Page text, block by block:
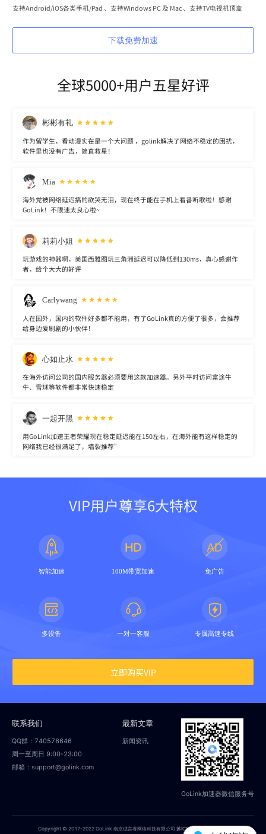
支持Android/iOS各类手机/Pad 、支持Windows PC 及 Mac 、支持TV电视机顶盒
下载免费加速
全球5000+用户五星好评
彬彬有礼
作为留学生，看动漫实在是一个大问题 ，golink解决了网络不稳定的困扰，
软件里也没有广告，简直救星！
Mia
海外党被网络延迟搞的欲哭无泪，现在终于能在手机上看番听歌啦！感谢
GoLink！不限速太良心啦~
莉莉小姐
玩游戏的神器啊，美国西雅图玩三角洲延迟可以降低到130ms，真心感谢作
者，给个大大的好评
Carlywang
人在国外，国内的软件好多都不能用，有了GoLink真的方便了很多，会推荐
给身边爱刷剧的小伙伴！
心如止水
在海外访问公司的国内服务器必须要用这款加速器。另外平时访问富途牛
牛、雪球等软件都非常快速稳定
一起开黑
用GoLink加速王者荣耀现在稳定延迟能在150左右，在海外能有这样稳定的
网络我已经很满足了，墙裂推荐”
VIP用户尊享6大特权
智能加速 100M带宽加速 免广告
多设备 一对一客服 专属高速专线
立即购买VIP
联系我们
QQ群：740576646
周一至周日 9:00-23:00
邮箱：support@golink.com
最新文章
新闻资讯
GoLink加速器微信服务号
Copyright © 2017-2022 GoLink 南京偲言睿网络科技有限公司苏ICP备18014251号-2